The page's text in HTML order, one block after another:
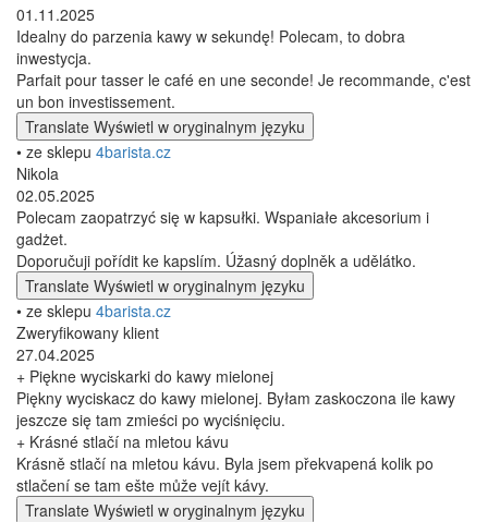
01.11.2025
Idealny do parzenia kawy w sekundę! Polecam, to dobra
inwestycja.
Parfait pour tasser le café en une seconde! Je recommande, c'est
un bon investissement.
Translate Wyświetl w oryginalnym języku
• ze sklepu 4barista.cz
Nikola
02.05.2025
Polecam zaopatrzyć się w kapsułki. Wspaniałe akcesorium i
gadżet.
Doporučuji pořídit ke kapslím. Úžasný doplněk a udělátko.
Translate Wyświetl w oryginalnym języku
• ze sklepu 4barista.cz
Zweryfikowany klient
27.04.2025
+ Piękne wyciskarki do kawy mielonej
Piękny wyciskacz do kawy mielonej. Byłam zaskoczona ile kawy
jeszcze się tam zmieści po wyciśnięciu.
+ Krásné stlačí na mletou kávu
Krásně stlačí na mletou kávu. Byla jsem překvapená kolik po
stlačení se tam ešte může vejít kávy.
Translate Wyświetl w oryginalnym języku